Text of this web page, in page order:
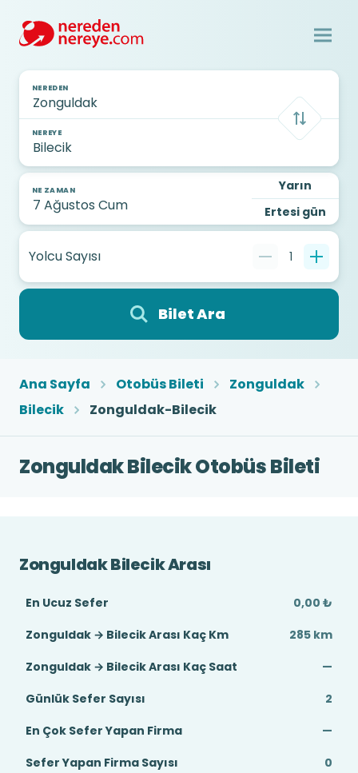
NEREDEN
NEREYE
NE ZAMAN
Yarın
Ertesi gün
Yolcu Sayısı 1
Bilet Ara
Ana Sayfa Otobüs Bileti
Zonguldak
Bilecik
Zonguldak-Bilecik
Zonguldak Bilecik Otobüs Bileti
Zonguldak Bilecik Arası
En Ucuz Sefer
0,00 ₺
Zonguldak → Bilecik Arası Kaç Km
285 km
Zonguldak → Bilecik Arası Kaç Saat
—
Günlük Sefer Sayısı
2
En Çok Sefer Yapan Firma
—
Sefer Yapan Firma Sayısı
0